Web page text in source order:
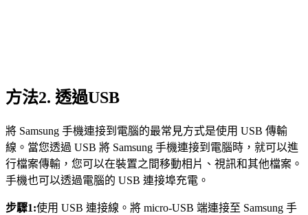
方法2. 透過USB
將 Samsung 手機連接到電腦的最常見方式是使用 USB 傳輸
線。當您透過 USB 將 Samsung 手機連接到電腦時，就可以進
行檔案傳輸，您可以在裝置之間移動相片、視訊和其他檔案。
手機也可以透過電腦的 USB 連接埠充電。
步驟1:使用 USB 連接線。將 micro-USB 端連接至 Samsung 手